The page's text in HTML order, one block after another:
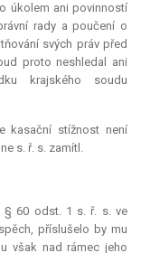
úkolem ani povinností
rady a poučení o
svých práv před
proto neshledal ani
krajského soudu
kasační stížnost není
s. ř. s. zamítl.
§ 60 odst. 1 s. ř. s. ve
příslušelo by mu
však nad rámec jeho